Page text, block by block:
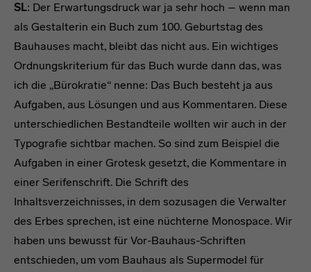
SL: Der Erwartungsdruck war ja sehr hoch – wenn man
als Gestalterin ein Buch zum 100. Geburtstag des
Bauhauses macht, bleibt das nicht aus. Ein wichtiges
Ordnungskriterium für das Buch wurde dann das, was
ich die „Bürokratie“ nenne: Das Buch besteht ja aus
Aufgaben, aus Lösungen und aus Kommentaren. Diese
unterschiedlichen Bestandteile wollten wir auch in der
Typografie sichtbar machen. So sind zum Beispiel die
Aufgaben in einer Grotesk gesetzt, die Kommentare in
einer Serifenschrift. Die Schrift des
Inhaltsverzeichnisses, in dem sozusagen die Verwalter
des Erbes sprechen, ist eine nüchterne Monospace. Wir
haben uns bewusst für Vor-Bauhaus-Schriften
entschieden, um vom Bauhaus als Supermodel für